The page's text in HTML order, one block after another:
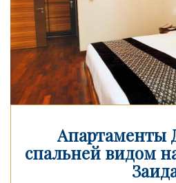
Апартаменты
спальней видом